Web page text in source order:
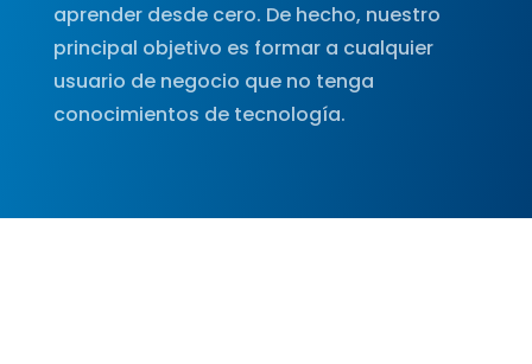
aprender desde cero. De hecho, nuestro
principal objetivo es formar a cualquier
usuario de negocio que no tenga
conocimientos de tecnología.